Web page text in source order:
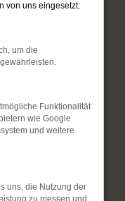
in einem
privaten
und dein
Stand
ein
von uns eingesetzt:
um die
Funktionalität
wie Google
und weitere
uns, die Nutzung der
zu messen und